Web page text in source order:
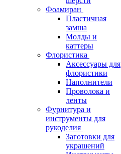
Фоамиран
Пластичная
замша
Молды и
каттеры
Флористика
Аксессуары для
флористики
Наполнители
Проволока и
ленты
Фурнитура и
инструменты для
рукоделия
Заготовки для
украшений